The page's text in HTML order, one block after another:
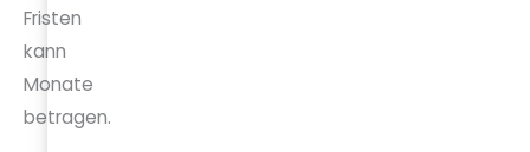
Fristen
kann
Monate
betragen.